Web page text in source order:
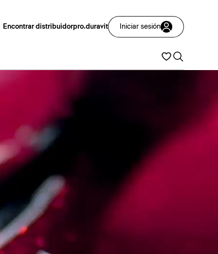
Encontrar distribuidorpro.duravit Iniciar sesión